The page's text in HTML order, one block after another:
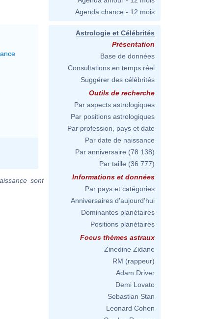
sont
Agenda chance - 12 mois
Astrologie et Célébrités
Présentation
Base de données
Consultations en temps réel
Suggérer des célébrités
Outils de recherche
Par aspects astrologiques
Par positions astrologiques
Par profession, pays et date
Par date de naissance
Par anniversaire (78 138)
Par taille (36 777)
Informations et données
Par pays et catégories
Anniversaires d'aujourd'hui
Dominantes planétaires
Positions planétaires
Focus thèmes astraux
Zinedine Zidane
RM (rappeur)
Adam Driver
Demi Lovato
Sebastian Stan
Leonard Cohen